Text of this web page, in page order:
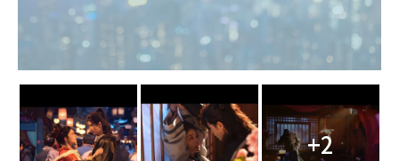
+2